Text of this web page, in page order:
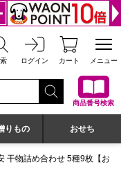
イオンショップ
ログイン カート メニュー
商品番号検索
りもの おせち
干物詰め合わせ 5種9枚【お